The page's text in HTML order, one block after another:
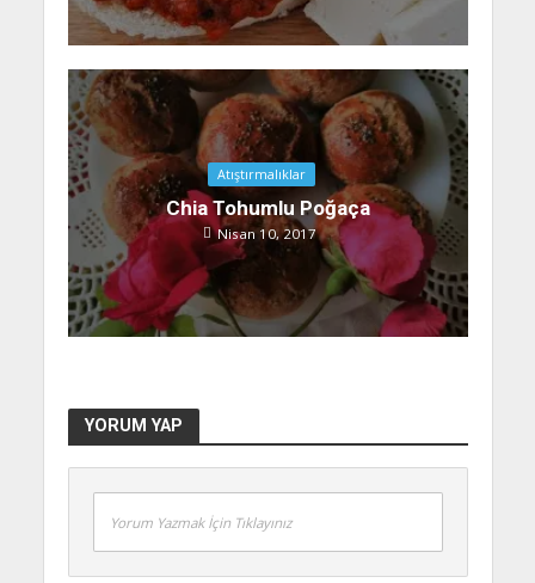
Atıştırmalıklar
Chia Tohumlu Poğaça
Nisan 10, 2017
YORUM YAP
Yorum Yazmak İçin Tıklayınız